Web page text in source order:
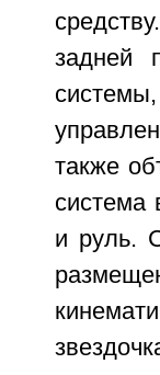
задней
также
система
и руль.